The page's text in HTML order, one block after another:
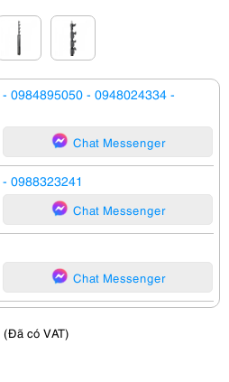
- 0984895050 - 0948024334 -
Chat Messenger
- 0988323241
Chat Messenger
Chat Messenger
(Đã có VAT)